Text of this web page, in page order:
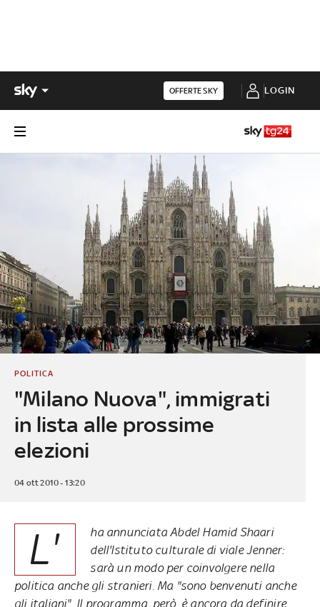
OFFERTE SKY LOGIN
"Milano Nuova", immigrati
in lista alle prossime
elezioni
POLITICA
04 ott 2010 - 13:20
L'
ha annunciata Abdel Hamid Shaari
dell'Istituto culturale di viale Jenner:
sarà un modo per coinvolgere nella
politica anche gli stranieri. Ma "sono benvenuti anche
gli italiani". Il programma, però, è ancora da definire